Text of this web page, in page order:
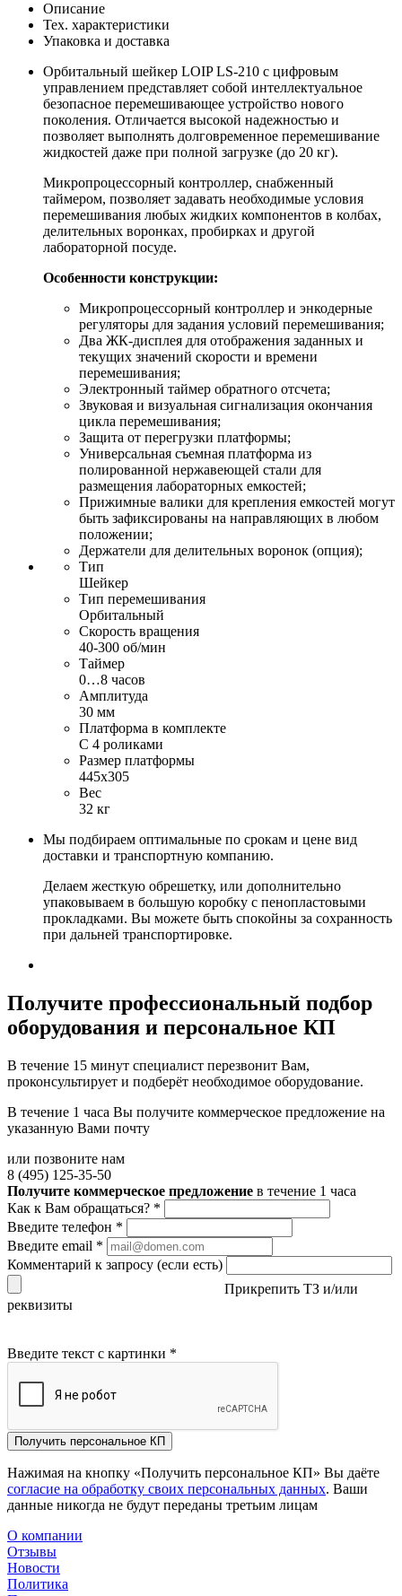
Описание
Тех. характеристики
Упаковка и доставка
Орбитальный шейкер LOIP LS-210 с цифровым
управлением представляет собой интеллектуальное
безопасное перемешивающее устройство нового
поколения. Отличается высокой надежностью и
позволяет выполнять долговременное перемешивание
жидкостей даже при полной загрузке (до 20 кг).
Микропроцессорный контроллер, снабженный
таймером, позволяет задавать необходимые условия
перемешивания любых жидких компонентов в колбах,
делительных воронках, пробирках и другой
лабораторной посуде.
Особенности конструкции:
Микропроцессорный контроллер и энкодерные
регуляторы для задания условий перемешивания;
Два ЖК-дисплея для отображения заданных и
текущих значений скорости и времени
перемешивания;
Электронный таймер обратного отсчета;
Звуковая и визуальная сигнализация окончания
цикла перемешивания;
Защита от перегрузки платформы;
Универсальная съемная платформа из
полированной нержавеющей стали для
размещения лабораторных емкостей;
Прижимные валики для крепления емкостей могут
быть зафиксированы на направляющих в любом
положении;
Держатели для делительных воронок (опция);
Тип
Шейкер
Тип перемешивания
Орбитальный
Скорость вращения
40-300 об/мин
Таймер
0…8 часов
Амплитуда
30 мм
Платформа в комплекте
С 4 роликами
Размер платформы
445х305
Вес
32 кг
Мы подбираем оптимальные по срокам и цене вид
доставки и транспортную компанию.
Делаем жесткую обрешетку, или дополнительно
упаковываем в большую коробку с пенопластовыми
прокладками. Вы можете быть спокойны за сохранность
при дальней транспортировке.
Получите профессиональный подбор
оборудования и персональное КП
В течение 15 минут специалист перезвонит Вам,
проконсультирует и подберёт необходимое оборудование.
В течение 1 часа Вы получите коммерческое предложение на
указанную Вами почту
или позвоните нам
8 (495) 125-35-50
Получите коммерческое предложение в течение 1 часа
Как к Вам обращаться? *
Введите телефон *
Введите email *
Комментарий к запросу (если есть)
Прикрепить ТЗ и/или
реквизиты
Введите текст с картинки *
Получить персональное КП
Нажимая на кнопку «Получить персональное КП» Вы даёте
согласие на обработку своих персональных данных. Ваши
данные никогда не будут переданы третьим лицам
О компании
Отзывы
Новости
Политика